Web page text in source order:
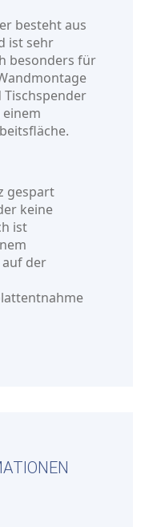
besteht aus
ist sehr
besonders für
gespart
keine
ist
der